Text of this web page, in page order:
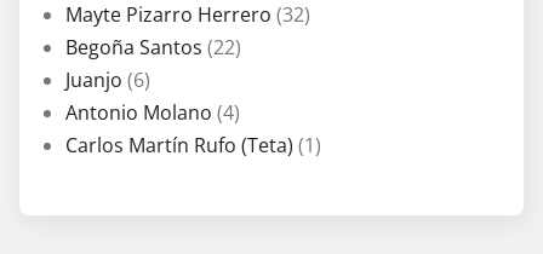
Mayte Pizarro Herrero (32)
Begoña Santos (22)
Juanjo (6)
Antonio Molano (4)
Carlos Martín Rufo (Teta) (1)